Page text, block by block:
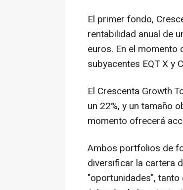
El primer fondo,
rentabilidad anual de
euros. En el
subyacentes EQT X y
El Crescenta Growth
un 22%, y un tamaño
momento ofrecerá
Ambos portfolios de
diversificar la cartera
"oportunidades",